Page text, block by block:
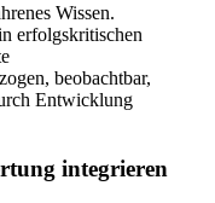
Wissen.
erfolgskritischen
beobachtbar,
Entwicklung
integrieren